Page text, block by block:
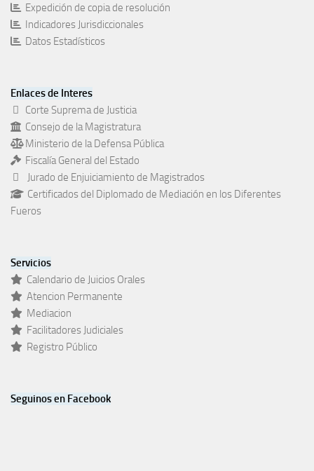
Expedición de copia de resolución
Indicadores Jurisdiccionales
Datos Estadísticos
Enlaces de Interes
Corte Suprema de Justicia
Consejo de la Magistratura
Ministerio de la Defensa Pública
Fiscalía General del Estado
Jurado de Enjuiciamiento de Magistrados
Certificados del Diplomado de Mediación en los Diferentes
Fueros
Servicios
Calendario de Juicios Orales
Atencion Permanente
Mediacion
Facilitadores Judiciales
Registro Público
Seguinos en Facebook